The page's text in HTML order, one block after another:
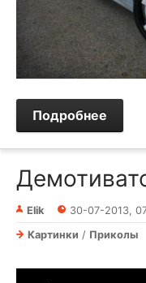
Подробнее
Elik 30-07-2013,
Картинки / Приколы